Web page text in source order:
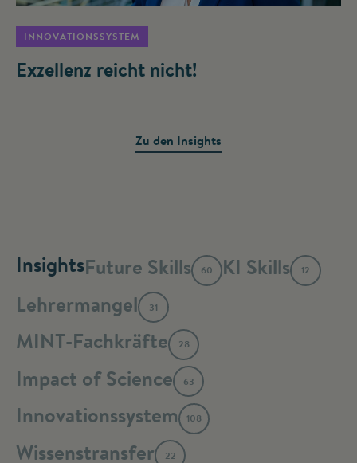
INNOVATIONSSYSTEM
Exzellenz reicht nicht!
Zu den Insights
InsightsFuture Skills 60 KI Skills 12
Lehrermangel 31
MINT-Fachkräfte 28
Impact of Science 63
Innovationssystem 108
Wissenstransfer 22